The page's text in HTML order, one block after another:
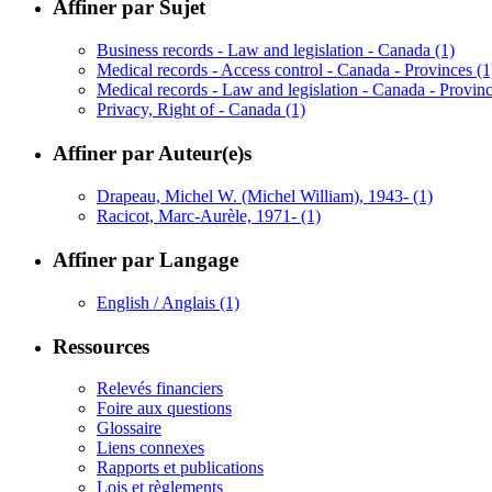
Affiner par Sujet
Business records - Law and legislation - Canada (1)
Medical records - Access control - Canada - Provinces
Medical records - Law and legislation - Canada -
Privacy, Right of - Canada (1)
Affiner par Auteur(e)s
Drapeau, Michel W. (Michel William), 1943- (1)
Racicot, Marc-Aurèle, 1971- (1)
Affiner par Langage
English / Anglais (1)
Ressources
Relevés financiers
Foire aux questions
Glossaire
Liens connexes
Rapports et publications
Lois et règlements